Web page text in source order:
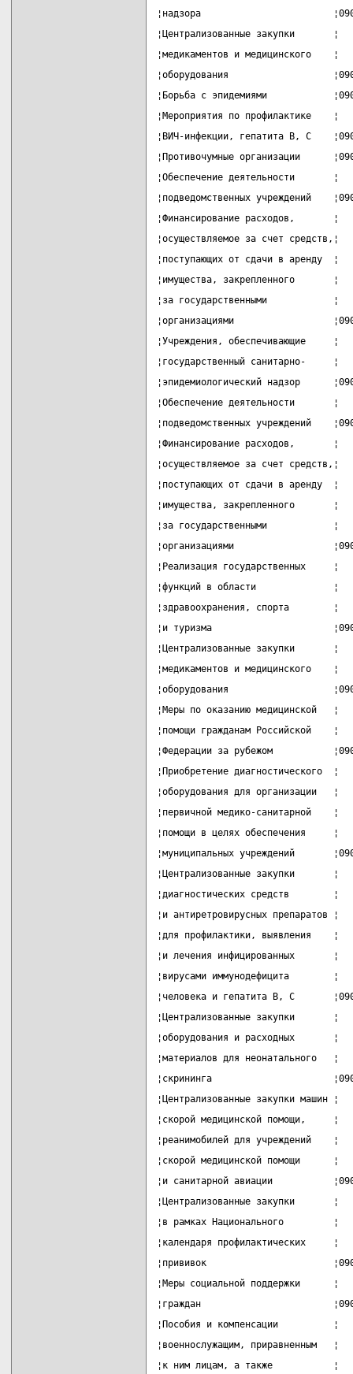
¦надзора
¦Централизованные закупки
¦медикаментов и
¦оборудования
¦Борьба с эпидемиями
¦Мероприятия по
¦ВИЧ-инфекции, гепатита B, C
¦Противочумные организации
¦Обеспечение деятельности
¦подведомственных учреждений
¦Финансирование расходов,
¦осуществляемое за счет
¦поступающих от сдачи в
¦имущества, закрепленного
¦за государственными
¦организациями
¦Учреждения,
¦государственный
¦эпидемиологический надзор
¦Обеспечение деятельности
¦подведомственных учреждений
¦Финансирование расходов,
¦осуществляемое за счет
¦поступающих от сдачи в
¦имущества, закрепленного
¦за государственными
¦организациями
¦Реализация
¦функций в области
¦здравоохранения, спорта
¦и туризма
¦Централизованные закупки
¦медикаментов и
¦оборудования
¦Меры по оказанию
¦помощи гражданам
¦Федерации за рубежом
¦Приобретение
¦оборудования для
¦первичной медико-
¦помощи в целях
¦муниципальных учреждений
¦Централизованные закупки
¦диагностических средств
¦и антиретровирусных
¦для профилактики,
¦и лечения инфицированных
¦вирусами иммунодефицита
¦человека и гепатита B, C
¦Централизованные закупки
¦оборудования и расходных
¦материалов для
¦скрининга
¦Централизованные закупки
¦скорой медицинской
¦реанимобилей для
¦скорой медицинской
¦и санитарной авиации
¦Централизованные закупки
¦в рамках Национального
¦календаря
¦прививок
¦Меры социальной
¦граждан
¦Пособия и компенсации
¦военнослужащим,
¦к ним лицам, а также